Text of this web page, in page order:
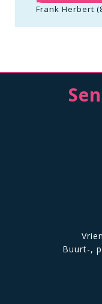
Frank Herbert
Buurt-,